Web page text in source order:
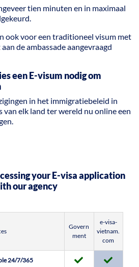
tien minuten en in maximaal
ook voor een traditioneel visum met
de ambassade aangevraagd
een E-visum nodig om
in het immigratiebeleid in
elk land ter wereld nu online een
your E-visa application
our agency
Govern
ment
e-visa-
vietnam.
com
24/7/365